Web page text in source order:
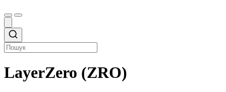
LayerZero (ZRO)